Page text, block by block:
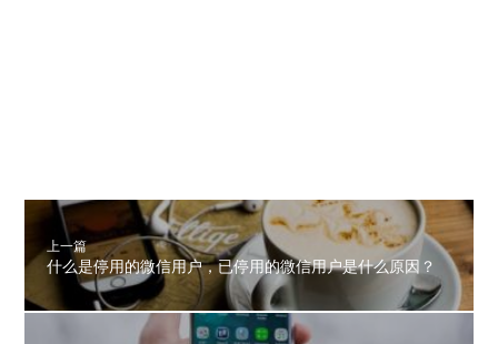
上一篇
什么是停用的微信用户，已停用的微信用户是什么原因？